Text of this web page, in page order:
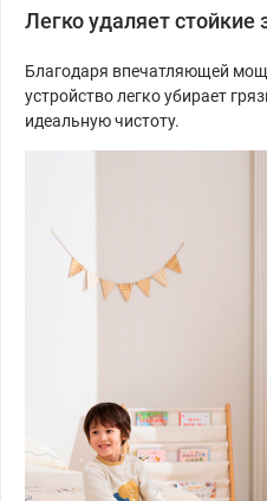
Легко удаляет стойкие
Благодаря впечатляющей
устройство легко убирает
идеальную чистоту.